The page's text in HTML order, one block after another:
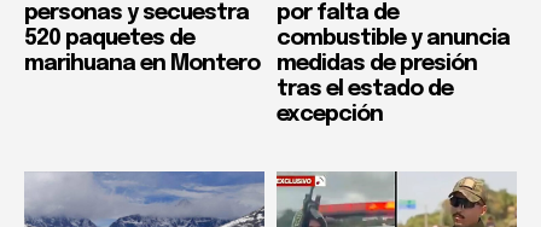
personas y secuestra
520 paquetes de
marihuana en Montero
por falta de
combustible y anuncia
medidas de presión
tras el estado de
excepción